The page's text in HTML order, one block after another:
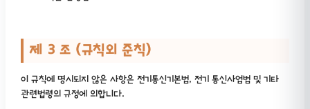
제 3 조 (규칙외 준칙)
이 규칙에 명시되지 않은 사항은 전기통신기본법, 전기 통신사업법 및 기타
관련법령의 규정에 의합니다.